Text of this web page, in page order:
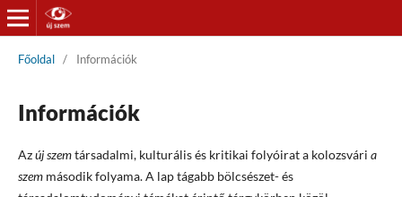
Főoldal / Információk
Információk
Azúj szemtársadalmi, kulturális és kritikai folyóirat a kolozsvári a
szemmásodik folyama. A lap tágabb bölcsészet- és